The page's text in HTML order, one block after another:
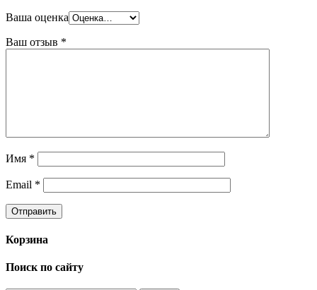
Ваша оценка
Ваш отзыв *
Имя *
Email *
Корзина
Поиск по сайту